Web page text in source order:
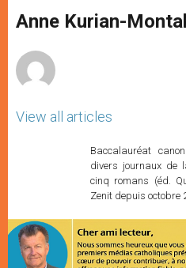
p
p
g
e
o
k
r
Anne Kurian-
View all articles
Baccalauréat
divers journaux de
cinq romans (éd.
Zenit depuis octobre